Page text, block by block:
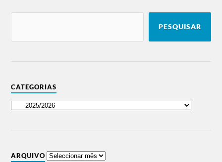
PESQUISAR
CATEGORIAS
ARQUIVO